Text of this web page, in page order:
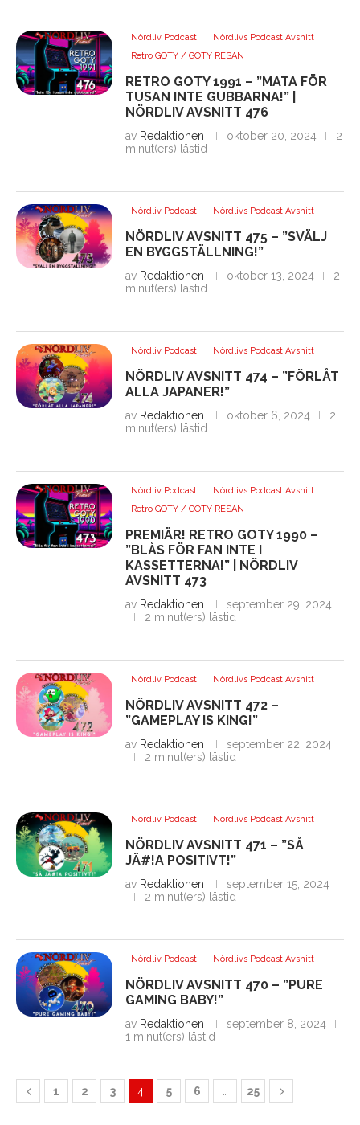
Nördliv Podcast
Nördlivs Podcast Avsnitt
Retro GOTY / GOTY RESAN
RETRO GOTY 1991 – ”MATA FÖR
TUSAN INTE GUBBARNA!” |
NÖRDLIV AVSNITT 476
av Redaktionen oktober 20, 2024
2
minut(ers) lästid
Nördliv Podcast Nördlivs Podcast Avsnitt
NÖRDLIV AVSNITT 475 – ”SVÄLJ
EN BYGGSTÄLLNING!”
av Redaktionen oktober 13, 2024
2
minut(ers) lästid
Nördliv Podcast Nördlivs Podcast Avsnitt
NÖRDLIV AVSNITT 474 – ”FÖRLÅT
ALLA JAPANER!”
av Redaktionen oktober 6, 2024
2
minut(ers) lästid
Nördliv Podcast
Nördlivs Podcast Avsnitt
Retro GOTY / GOTY RESAN
PREMIÄR! RETRO GOTY 1990 –
”BLÅS FÖR FAN INTE I
KASSETTERNA!” | NÖRDLIV
AVSNITT 473
av Redaktionen
september 29, 2024
2 minut(ers) lästid
Nördliv Podcast Nördlivs Podcast Avsnitt
NÖRDLIV AVSNITT 472 –
”GAMEPLAY IS KING!”
av Redaktionen
september 22, 2024
2 minut(ers) lästid
Nördliv Podcast Nördlivs Podcast Avsnitt
NÖRDLIV AVSNITT 471 – ”SÅ
JÄ#!A POSITIVT!”
av Redaktionen
september 15, 2024
2 minut(ers) lästid
Nördliv Podcast Nördlivs Podcast Avsnitt
NÖRDLIV AVSNITT 470 – ”PURE
GAMING BABY!”
av Redaktionen
september 8, 2024
1 minut(ers) lästid
1 2 3 4 5 6 25